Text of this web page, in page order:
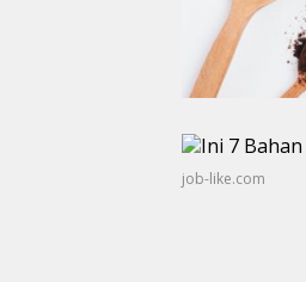
job-like.com